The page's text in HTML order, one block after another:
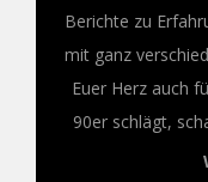
Berichte zu
mit ganz
Euer Herz auch
90er schlägt,